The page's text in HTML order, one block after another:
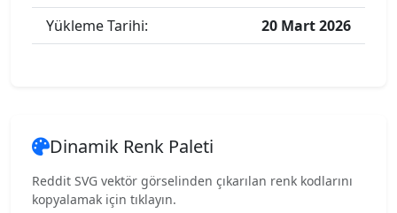
Yükleme Tarihi:
20 Mart 2026
Dinamik Renk Paleti
Reddit SVG vektör görselinden çıkarılan renk kodlarını
kopyalamak için tıklayın.